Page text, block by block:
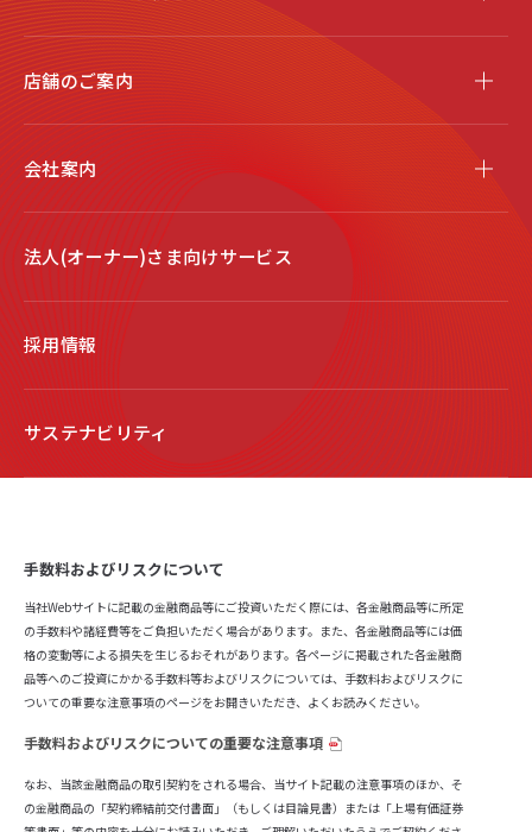
店舗のご案内
会社案内
法人(オーナー)さま向けサービス
採用情報
サステナビリティ
手数料およびリスクについて
当社Webサイトに記載の金融商品等にご投資いただく際には、各金融商品等に所定
の手数料や諸経費等をご負担いただく場合があります。また、各金融商品等には価
格の変動等による損失を生じるおそれがあります。各ページに掲載された各金融商
品等へのご投資にかかる手数料等およびリスクについては、手数料およびリスクに
ついての重要な注意事項のページをお開きいただき、よくお読みください。
手数料およびリスクについての重要な注意事項
なお、当該金融商品の取引契約をされる場合、当サイト記載の注意事項のほか、そ
の金融商品の「契約締結前交付書面」（もしくは目論見書）または「上場有価証券